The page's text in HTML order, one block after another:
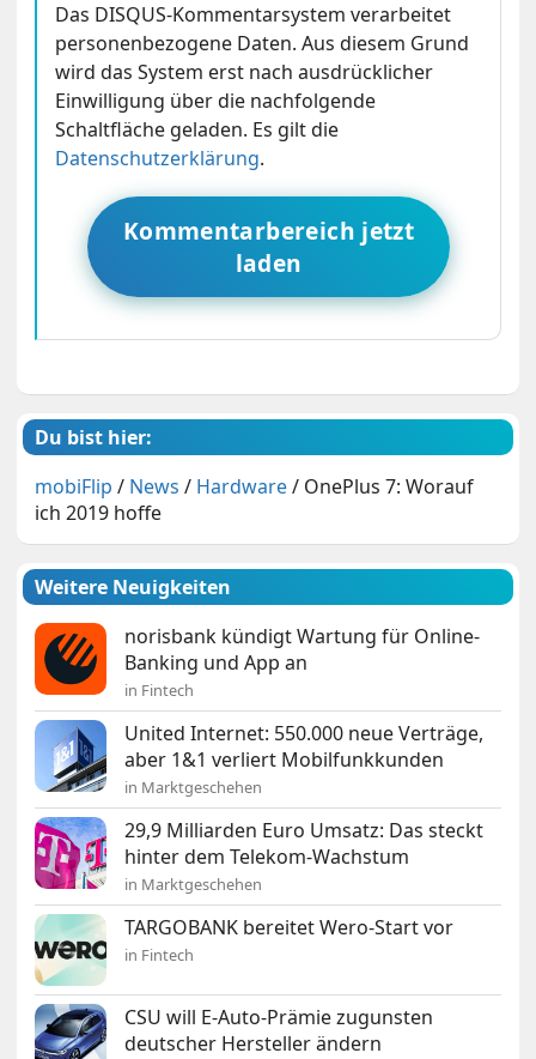
Das DISQUS-Kommentarsystem verarbeitet
personenbezogene Daten. Aus diesem Grund
wird das System erst nach ausdrücklicher
Einwilligung über die nachfolgende
Schaltfläche geladen. Es gilt die
Datenschutzerklärung.
Kommentarbereich jetzt
laden
Du bist hier:
mobiFlip / News / Hardware/ OnePlus 7: Worauf
ich 2019 hoffe
Weitere Neuigkeiten
norisbank kündigt Wartung für Online-
Banking und App an
in Fintech
United Internet: 550.000 neue Verträge,
aber 1&1 verliert Mobilfunkkunden
in Marktgeschehen
29,9 Milliarden Euro Umsatz: Das steckt
hinter dem Telekom-Wachstum
in Marktgeschehen
TARGOBANK bereitet Wero-Start vor
in Fintech
CSU will E-Auto-Prämie zugunsten
deutscher Hersteller ändern